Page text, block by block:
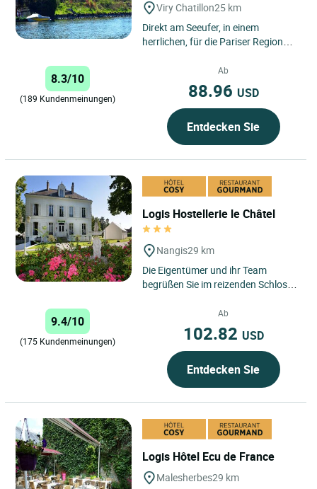
Viry Chatillon25 km
Direkt am Seeufer, in einem
herrlichen, für die Pariser Region
bietet Ihnen unser Haus
komfortable...
8.3/10
(189 Kundenmeinungen)
Ab
88.96 USD
Entdecken Sie
Logis Hostellerie le Châtel
Nangis29 km
Die Eigentümer und ihr Team
begrüßen Sie im reizenden Schloss
dem Jahr 1850 inmitten...
9.4/10
(175 Kundenmeinungen)
Ab
102.82 USD
Entdecken Sie
Logis Hôtel Ecu de France
Malesherbes29 km